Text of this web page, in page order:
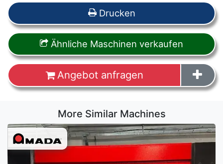
Drucken
Ähnliche Maschinen verkaufen
Angebot anfragen
More Similar Machines